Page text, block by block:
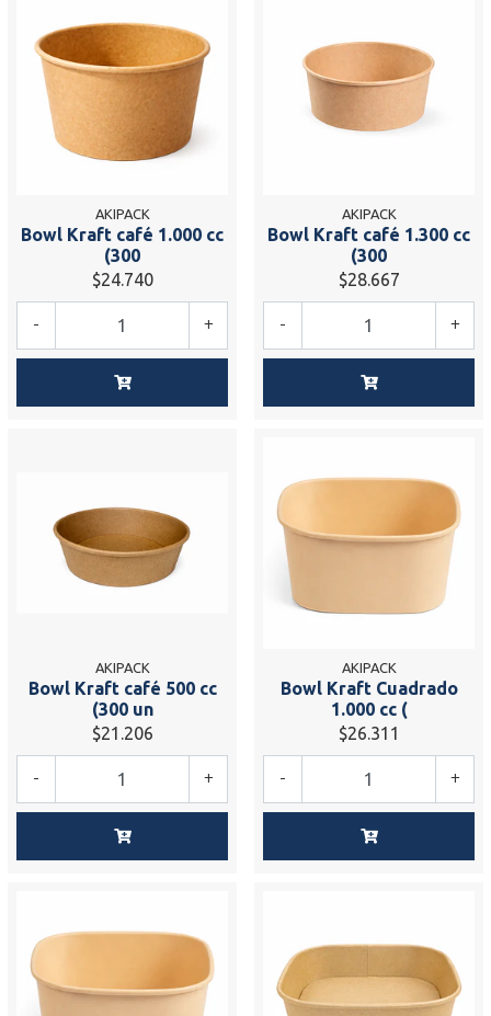
AKIPACK
Bowl Kraft café 1.000 cc
(300
$24.740
+
-
AKIPACK
Bowl Kraft café 1.300 cc
(300
$28.667
+
-
AKIPACK
Bowl Kraft café 500 cc
(300 un
$21.206
+
-
AKIPACK
Bowl Kraft Cuadrado
1.000 cc (
$26.311
+
-